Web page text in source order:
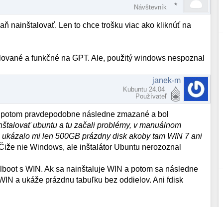
Návštevník
nainštalovať. Len to chce trošku viac ako kliknúť na
a funkčné na GPT. Ale, použitý windows nespoznal
janek-m
Kubuntu 24.04
Používateľ
pravdepodobne následne zmazané a bol
ubuntu a tu začali problémy, v manuálnom
mi len 500GB prázdny disk akoby tam WIN 7 ani
nie Windows, ale inštalátor Ubuntu nerozoznal
s WIN. Ak sa nainštaluje WIN a potom sa následne
a ukáže prázdnu tabuľku bez oddielov. Ani fdisk